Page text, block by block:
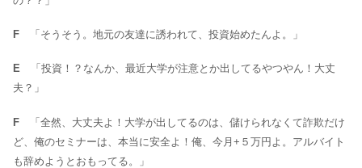
F 「そうそう。地元の友達に誘われて、投資始めたんよ。」
E 「投資！？なんか、最近大学が注意とか出してるやつやん！大丈
夫？」
F 「全然、大丈夫よ！大学が出してるのは、儲けられなくて詐欺だけ
ど、俺のセミナーは、本当に安全よ！俺、今月+５万円よ。アルバイト
も辞めようとおもってる。」